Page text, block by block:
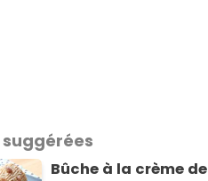
Bûche à la crème de